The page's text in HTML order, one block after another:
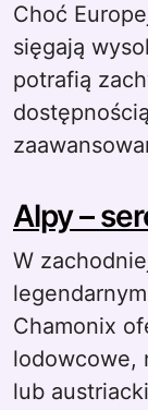
Choć
sięgają
potrafią
Alpy –
W
legendarnym
Chamonix
lodowcowe,
lub